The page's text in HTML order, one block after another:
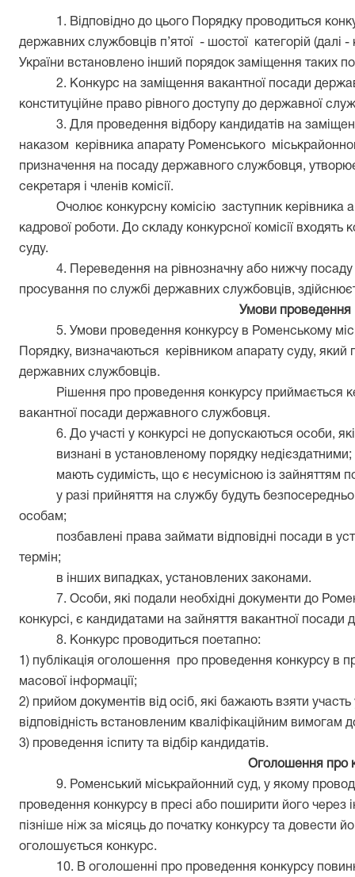
1. Відповідно до цього Порядку проводиться
державних службовців п’ятої
- шостої
категорій (далі
України встановлено інший порядок заміщення таких
2. Конкурс на заміщення вакантної посади
конституційне право рівного доступу до державної
3. Для проведення відбору кандидатів на
наказом
керівника апарату Роменського
призначення на посаду державного службовця,
секретаря і членів комісії.
Очолює конкурсну комісію заступник керівника
кадрової роботи. До складу конкурсної комісії входять
суду.
4. Переведення на рівнозначну або нижчу
просування по службі державних службовців,
Умови проведення
5. Умови проведення конкурсу в Роменському
Порядку, визначаються
керівником апарату суду,
державних службовців.
Рішення про проведення конкурсу приймається
вакантної посади державного службовця.
6. До участі у конкурсі не допускаються особи,
визнані в установленому порядку недієздатними;
мають судимість, що є несумісною із зайняттям
у разі прийняття на службу будуть
особам;
позбавлені права займати відповідні посади в
термін;
в інших випадках, установлених законами.
7. Особи, які подали необхідні документи до
конкурсі, є кандидатами на зайняття вакантної
8. Конкурс проводиться поетапно:
1) публікація оголошення
про проведення конкурсу в
масової інформації;
2) прийом документів від осіб, які бажають взяти
відповідність встановленим кваліфікаційним вимогам
3) проведення іспиту та відбір кандидатів.
Оголошення про
9. Роменський міськрайонний суд, у якому
проведення конкурсу в пресі або поширити його через
пізніше ніж за місяць до початку конкурсу та довести
оголошується конкурс.
10. В оголошенні про проведення конкурсу